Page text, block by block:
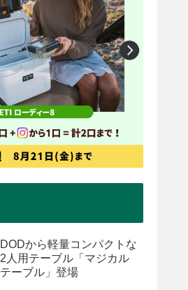
DODから軽量コンパクトな
2人用テーブル「マジカル
テーブル」登場